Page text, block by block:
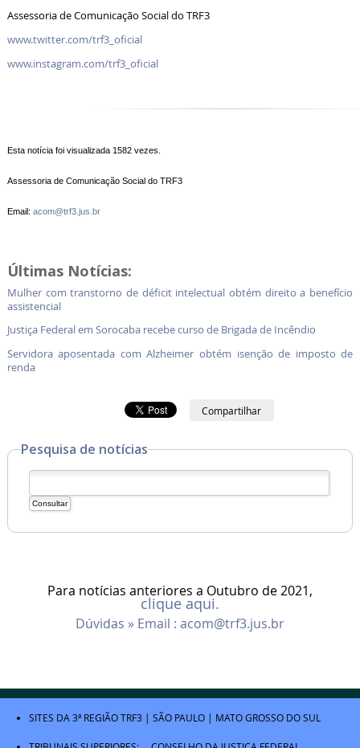
Assessoria de Comunicação Social do TRF3
www.twitter.com/trf3_oficial
www.instagram.com/trf3_oficial
Esta notícia foi visualizada 1582 vezes.
Assessoria de Comunicação Social do TRF3
Email: acom@trf3.jus.br
Últimas Notícias:
Mulher com transtorno de déficit intelectual obtém direito a benefício
assistencial
Justiça Federal em Sorocaba recebe curso de Brigada de Incêndio
Servidora aposentada com Alzheimer obtém isenção de imposto de
renda
Compartilhar
Pesquisa de notícias
Para notícias anteriores a Outubro de 2021,
clique aqui.
Dúvidas » Email : acom@trf3.jus.br
SITES DA 3ª REGIÃOTRF3 | SÃO PAULO | MATO GROSSO DO SUL